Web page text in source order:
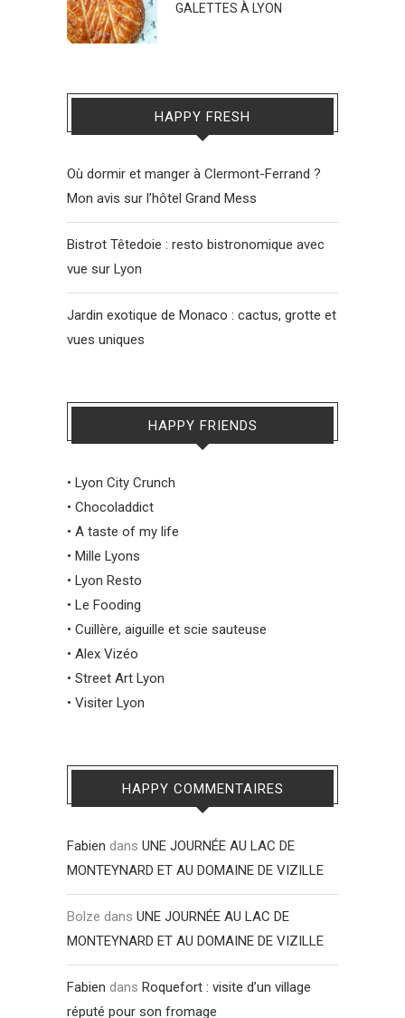
GALETTES À LYON
HAPPY FRESH
Où dormir et manger à Clermont-Ferrand ?
Mon avis sur l’hôtel Grand Mess
Bistrot Têtedoie : resto bistronomique avec
vue sur Lyon
Jardin exotique de Monaco : cactus, grotte et
vues uniques
HAPPY FRIENDS
• Lyon City Crunch
• Chocoladdict
• A taste of my life
• Mille Lyons
• Lyon Resto
• Le Fooding
• Cuillère, aiguille et scie sauteuse
• Alex Vizéo
• Street Art Lyon
• Visiter Lyon
HAPPY COMMENTAIRES
Fabien dans UNE JOURNÉE AU LAC DE
MONTEYNARD ET AU DOMAINE DE VIZILLE
Bolze dans UNE JOURNÉE AU LAC DE
MONTEYNARD ET AU DOMAINE DE VIZILLE
Fabien dans Roquefort : visite d’un village
réputé pour son fromage